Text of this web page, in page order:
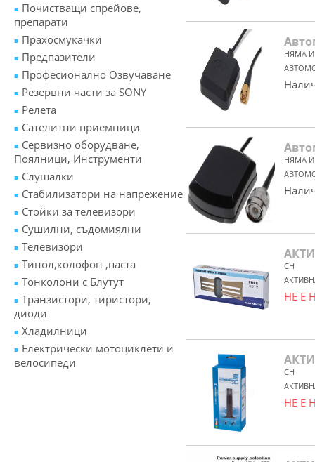
Почистващи спрейове,
препарати
Прахосмукачки
Предпазители
Професионално Озвучаване
Резервни части за SONY
Релета
Сателитни приемници
Сервизно оборудване,
Поялници, Инструменти
Слушалки
Стабилизатори на напрежение
Стойки за телевизори
Сушилни, съдомиялни
Телевизори
Тинол,колофон ,паста
Тонколони с Блутут
Транзистори, тиристори,
диоди
Хладилници
Електрически мотоциклети и
велосипеди
НЯМА
НЯМА
CH
НЕ Е
CH
НЕ Е